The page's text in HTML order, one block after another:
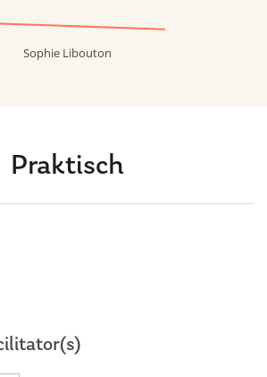
Sophie Libouton
Praktisch